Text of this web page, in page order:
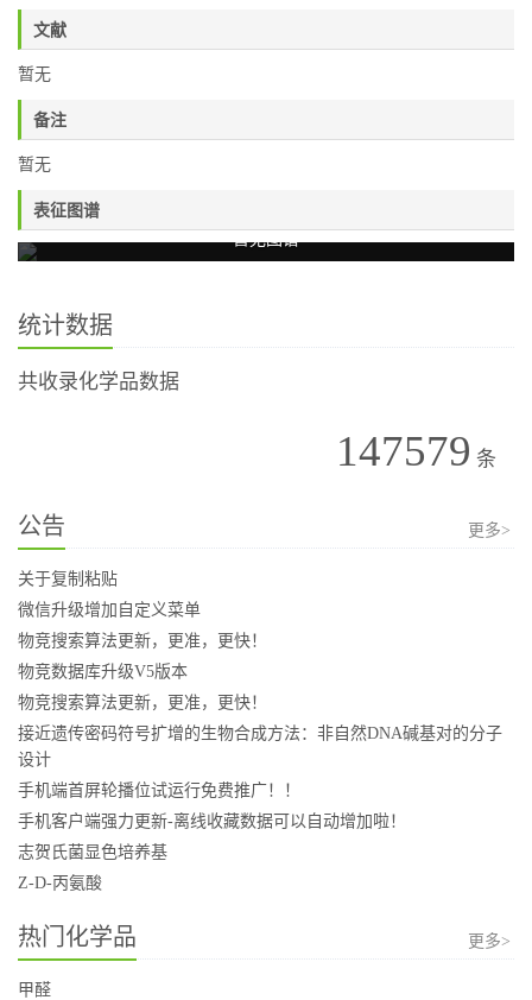
文献
暂无
备注
暂无
表征图谱
暂无图谱
统计数据
共收录化学品数据
147579 条
公告 更多>
关于复制粘贴
微信升级增加自定义菜单
物竞搜索算法更新，更准，更快！
物竞数据库升级V5版本
物竞搜索算法更新，更准，更快！
接近遗传密码符号扩增的生物合成方法：非自然DNA碱基对的分子
设计
手机端首屏轮播位试运行免费推广！！
手机客户端强力更新-离线收藏数据可以自动增加啦！
志贺氏菌显色培养基
Z-D-丙氨酸
热门化学品 更多>
甲醛